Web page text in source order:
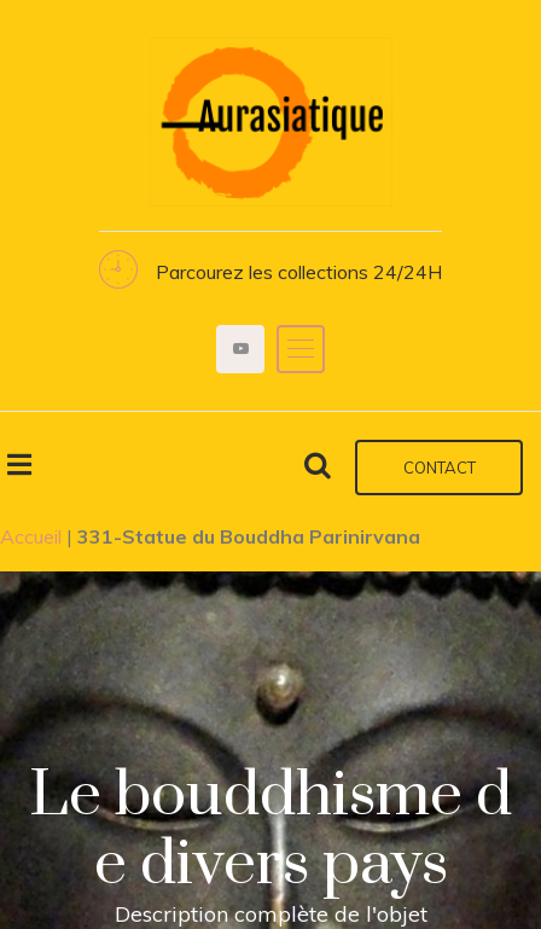
Parcourez les collections 24/24H
CONTACT
Accueil | 331-Statue du Bouddha Parinirvana
Le bouddhisme d
e divers pays
Description complète de l'objet